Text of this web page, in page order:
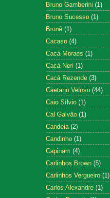
Bruno Gamberini (1)
Bruno Sucesso (1)
Brunê (1)
Cacaso (4)
Cacá Moraes (1)
Cacá Neri (1)
Cacá Rezende (3)
Caetano Veloso (44)
Caio Sílvio (1)
Cal Galvão (1)
Candeia (2)
Candinho (1)
Capinam (4)
Carlinhos Brown (5)
Carlinhos Vergueiro (1)
Carlos Alexandre (1)